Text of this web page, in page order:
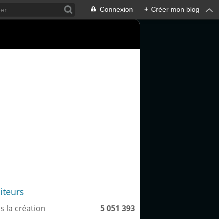
Connexion + Créer mon blog
la création 5 051 393